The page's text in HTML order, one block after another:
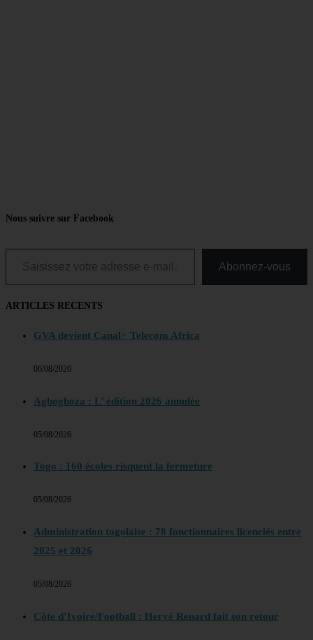
Nous suivre sur Facebook
Saisissez votre adresse e-mail…
Abonnez-vous
ARTICLES RECENTS
GVA devient Canal+ Telecom Africa
06/08/2026
Agbogboza : L’ édition 2026 annulée
05/08/2026
Togo : 160 écoles risquent la fermeture
05/08/2026
Administration togolaise : 78 fonctionnaires licenciés entre
2025 et 2026
05/08/2026
Côte d’Ivoire/Football : Hervé Renard fait son retour